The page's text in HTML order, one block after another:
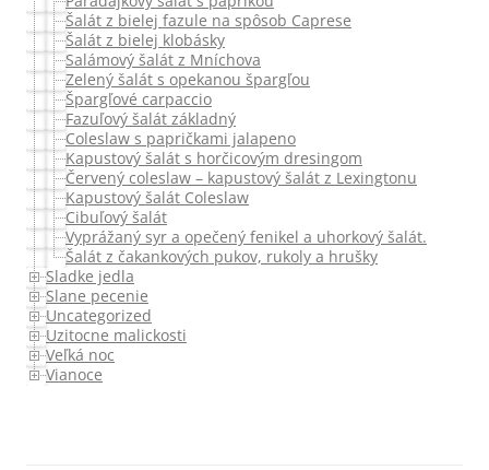
Šalát z bielej fazule na spôsob Caprese
Šalát z bielej klobásky
Salámový šalát z Mníchova
Zelený šalát s opekanou špargľou
Špargľové carpaccio
Fazuľový šalát základný
Coleslaw s papričkami jalapeno
Kapustový šalát s horčicovým dresingom
Červený coleslaw – kapustový šalát z Lexingtonu
Kapustový šalát Coleslaw
Cibuľový šalát
Vyprážaný syr a opečený fenikel a uhorkový šalát.
Šalát z čakankových pukov, rukoly a hrušky
Sladke jedla
Slane pecenie
Uncategorized
Uzitocne malickosti
Veľká noc
Vianoce